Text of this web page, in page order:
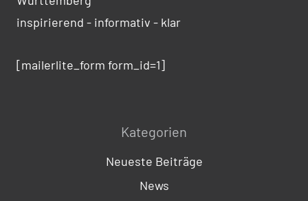
inspirierend - informativ - klar
[mailerlite_form form_id=1]
Kategorien
Neueste Beiträge
News